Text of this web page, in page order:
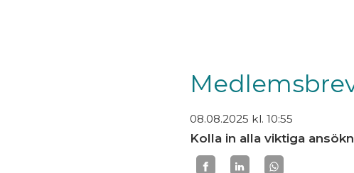
08.08.2025 kl. 10:55
Kolla in alla viktiga